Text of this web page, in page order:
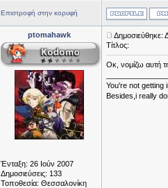
Επιστροφή στην κορυφή
ptomahawk
Ένταξη: 26 Ιούν 2007
Δημοσιεύσεις: 133
Τοποθεσία: Θεσσαλονίκη
Δημοσιεύθηκε:
Τίτλος:
Οκ, νομίζω αυτή
You're not getting
Besides,i really